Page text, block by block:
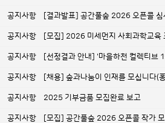
공지사항 [결과발표] 공간풀숲 2026 오픈콜 심
공지사항 [모집] 2026 미세먼지 사회과학교육
공지사항 [선정결과 안내] '마을하천 컬렉티브
공지사항 [채용] 숲과나눔이 인재를 모십니다(
공지사항 2025 기부금품 모집완료 보고
공지사항 [모집] 공간풀숲 2026 오픈콜 작가